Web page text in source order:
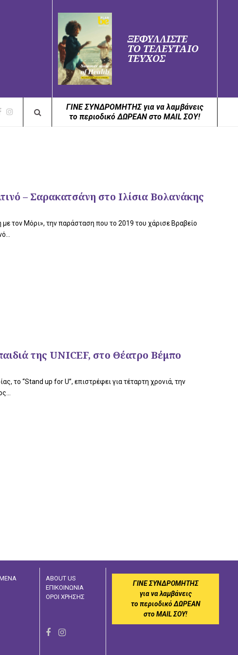
ΞΕΦΥΛΛΙΣΤΕ
ΤΟ ΤΕΛΕΥΤΑΙΟ
ΤΕΥΧΟΣ
ΓΙΝΕ ΣΥΝΔΡΟΜΗΤΗΣ για να λαμβάνεις
το περιοδικό ΔΩΡΕΑΝ στο MAIL ΣΟΥ!
– Σαρακατσάνη στο Ιλίσια Βολανάκης
με τον Μόρι», την παράσταση που το 2019 του χάρισε Βραβείο
της UNICEF, στο Θέατρο Βέμπο
το “Stand up for U”, επιστρέφει για τέταρτη χρονιά, την
ABOUT US
ΕΠΙΚΟΙΝΩΝΙΑ
ΟΡΟΙ ΧΡΗΣΗΣ
I
ΓΙΝΕ ΣΥΝΔΡΟΜΗΤΗΣ
για να λαμβάνεις
το περιοδικό ΔΩΡΕΑΝ
στο MAIL ΣΟΥ!